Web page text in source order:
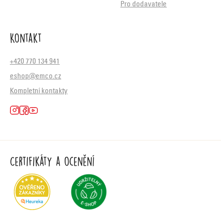
Pro dodavatele
Kontakt
+420 770 134 941
eshop@emco.cz
Kompletní kontakty
Certifikáty a ocenění